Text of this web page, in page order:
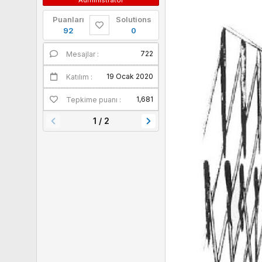
Puanları
92
Solutions
0
Mesajlar 722
Katılım 19 Ocak 2020
Tepkime puanı 1,681
1 / 2